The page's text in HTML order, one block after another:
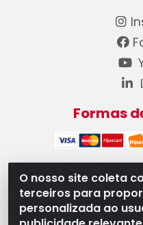
O nosso site coleta
terceiros para
personalizada ao
Formas
WB Componentes
08.528.393/0001-12 -